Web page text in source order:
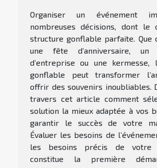
Organiser un événement
nombreuses décisions, dont le
structure gonflable parfaite. Que
une fête d’anniversaire, un
d’entreprise ou une kermesse,
gonflable peut transformer
offrir des souvenirs inoubliables.
travers cet article comment
solution la mieux adaptée à vos
garantir le succès de votre
Évaluer les besoins de
les besoins précis de votre
constitue la première